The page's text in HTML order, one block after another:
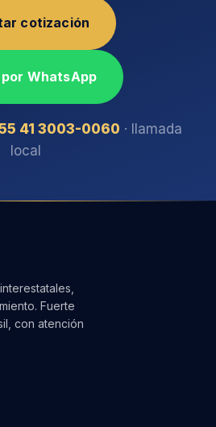
cotización
WhatsApp
41 3003-0060 · llamada
local
Fuerte
con atención